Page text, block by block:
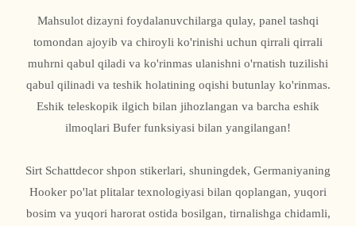
Mahsulot dizayni foydalanuvchilarga qulay, panel tashqi
tomondan ajoyib va ​​chiroyli ko'rinishi uchun qirrali qirrali
muhrni qabul qiladi va ko'rinmas ulanishni o'rnatish tuzilishi
qabul qilinadi va teshik holatining oqishi butunlay ko'rinmas.
Eshik teleskopik ilgich bilan jihozlangan va barcha eshik
ilmoqlari Bufer funksiyasi bilan yangilangan!
Sirt Schattdecor shpon stikerlari, shuningdek, Germaniyaning
Hooker po'lat plitalar texnologiyasi bilan qoplangan, yuqori
bosim va yuqori harorat ostida bosilgan, tirnalishga chidamli,